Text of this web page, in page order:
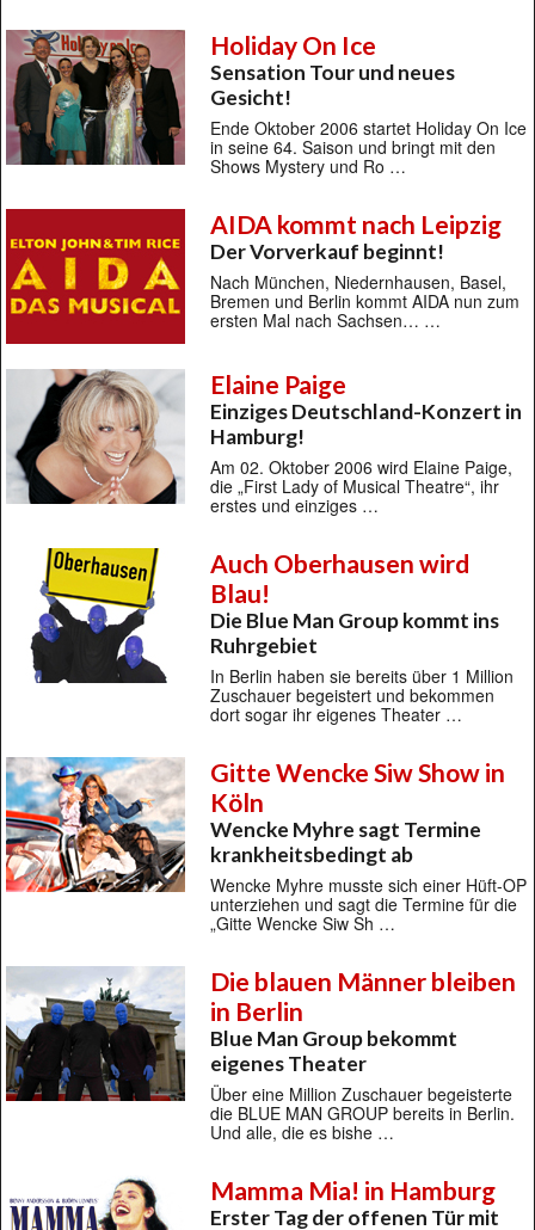
Holiday On Ice
Sensation Tour und neues
Gesicht!
Ende Oktober 2006 startet Holiday On Ice
in seine 64. Saison und bringt mit den
Shows Mystery und Ro …
AIDA kommt nach Leipzig
Der Vorverkauf beginnt!
Nach München, Niedernhausen, Basel,
Bremen und Berlin kommt AIDA nun zum
ersten Mal nach Sachsen… …
Elaine Paige
Einziges Deutschland-Konzert in
Hamburg!
Am 02. Oktober 2006 wird Elaine Paige,
die „First Lady of Musical Theatre“, ihr
erstes und einziges …
Auch Oberhausen wird
Blau!
Die Blue Man Group kommt ins
Ruhrgebiet
In Berlin haben sie bereits über 1 Million
Zuschauer begeistert und bekommen
dort sogar ihr eigenes Theater …
Gitte Wencke Siw Show in
Köln
Wencke Myhre sagt Termine
krankheitsbedingt ab
Wencke Myhre musste sich einer Hüft-OP
unterziehen und sagt die Termine für die
„Gitte Wencke Siw Sh …
Die blauen Männer bleiben
in Berlin
Blue Man Group bekommt
eigenes Theater
Über eine Million Zuschauer begeisterte
die BLUE MAN GROUP bereits in Berlin.
Und alle, die es bishe …
Mamma Mia! in Hamburg
Erster Tag der offenen Tür mit